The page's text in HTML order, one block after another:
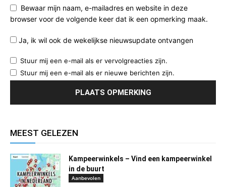
Bewaar mijn naam, e-mailadres en website in deze
browser voor de volgende keer dat ik een opmerking maak.
Ja, ik wil ook de wekelijkse nieuwsupdate ontvangen
Stuur mij een e-mail als er vervolgreacties zijn.
Stuur mij een e-mail als er nieuwe berichten zijn.
MEEST GELEZEN
Kampeerwinkels – Vind een kampeerwinkel
in de buurt
Aanbevolen